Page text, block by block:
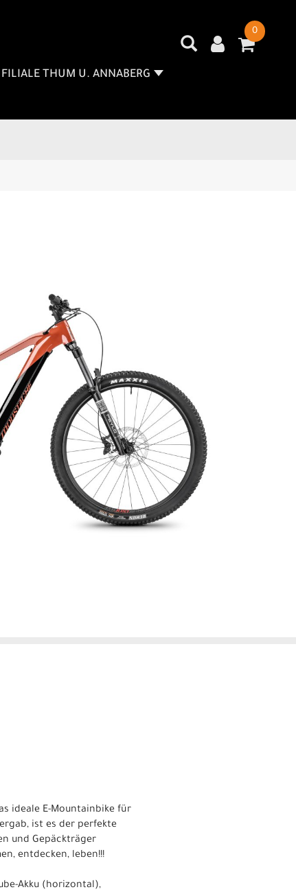
0
FILIALE THUM U. ANNABERG
ideale E-Mountainbike für
ist es der perfekte
und Gepäckträger
entdecken, leben!!!
Akku (horizontal),